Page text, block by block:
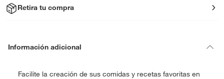
Retira tu compra
Información adicional
Facilite la creación de sus comidas y recetas favoritas en